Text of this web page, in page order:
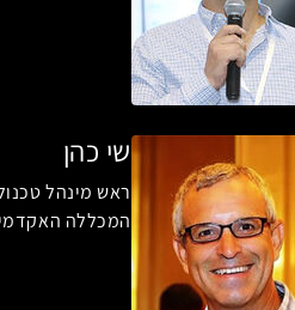
שי כהן
ראש מינהל
המכללה